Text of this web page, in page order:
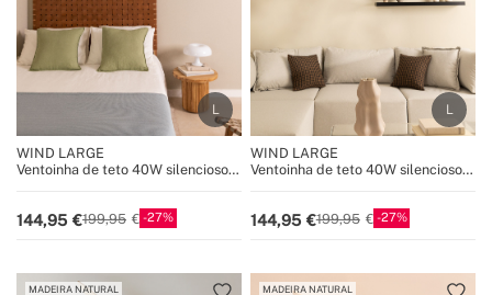
WIND LARGE
Ventoinha de teto 40W silencioso
144,95 199,95 27
WIND LARGE
Ventoinha de teto 40W silencioso
144,95 199,95 27
MADEIRA NATURAL MADEIRA NATURAL